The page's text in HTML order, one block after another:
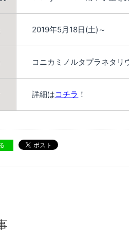
2019年5月18日(土)～
コニカミノルタプラネタリ
詳細はコチラ ！